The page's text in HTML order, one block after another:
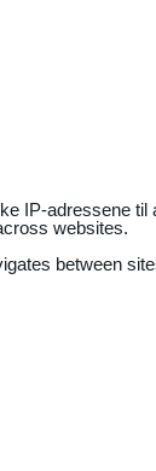
IP-adressene til
websites.
between